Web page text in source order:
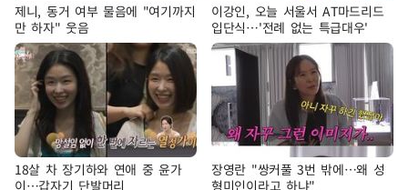
제니, 동거 여부 물음에 "여기까지
만 하자" 웃음
이강인, 오늘 서울서 AT마드리드
입단식…'전례 없는 특급대우'
18살 차 장기하와 연애 중 윤가
이…갑자기 단발머리
장영란 "쌍커풀 3번 밖에…왜 성
형미인이라고 하냐"